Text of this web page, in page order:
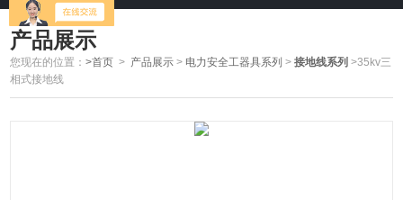
产品展示
您现在的位置：>首页 > 产品展示 > 电力安全工器具系列 >接地线系列 >35kv三
相式接地线